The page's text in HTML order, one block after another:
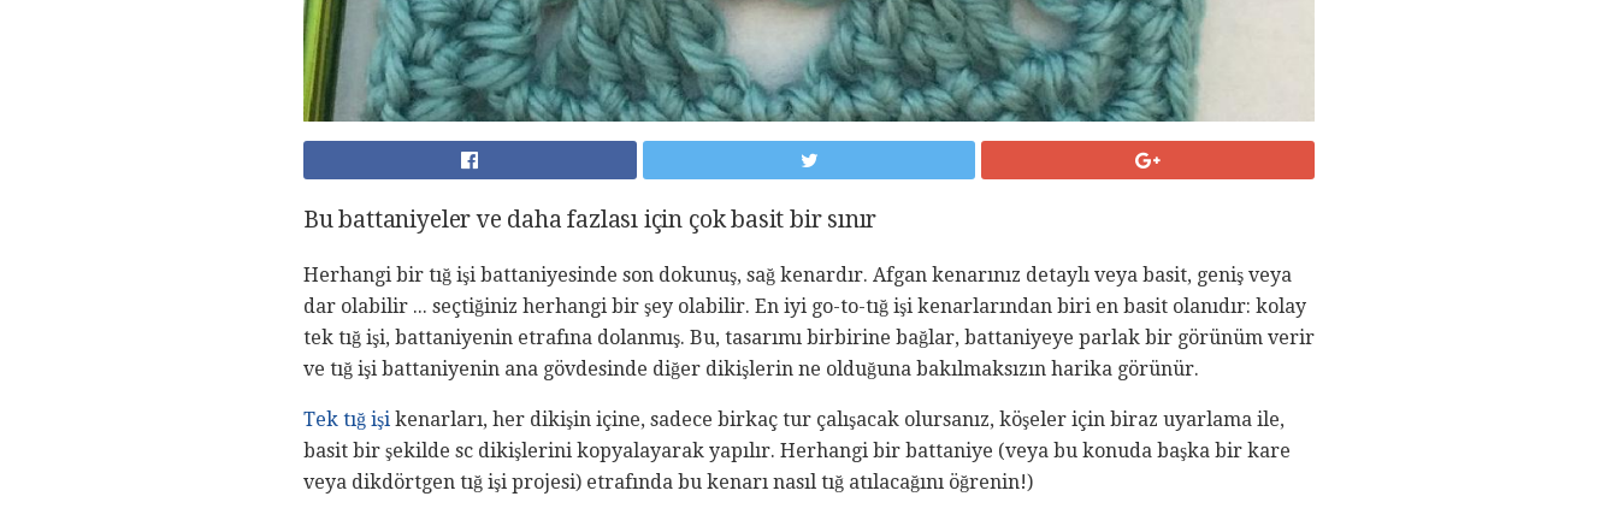
Bu battaniyeler ve daha fazlası için çok basit bir sınır
Herhangi bir tığ işi battaniyesinde son dokunuş, sağ kenardır. Afgan kenarınız detaylı veya basit, geniş veya
dar olabilir ... seçtiğiniz herhangi bir şey olabilir. En iyi go-to-tığ işi kenarlarından biri en basit olanıdır: kolay
tek tığ işi, battaniyenin etrafına dolanmış. Bu, tasarımı birbirine bağlar, battaniyeye parlak bir görünüm verir
ve tığ işi battaniyenin ana gövdesinde diğer dikişlerin ne olduğuna bakılmaksızın harika görünür.
Tek tığ işi kenarları, her dikişin içine, sadece birkaç tur çalışacak olursanız, köşeler için biraz uyarlama ile,
basit bir şekilde sc dikişlerini kopyalayarak yapılır. Herhangi bir battaniye (veya bu konuda başka bir kare
veya dikdörtgen tığ işi projesi) etrafında bu kenarı nasıl tığ atılacağını öğrenin!)